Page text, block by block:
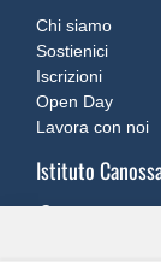
Chi siamo
Sostienici
Iscrizioni
Open Day
Lavora con noi
Istituto